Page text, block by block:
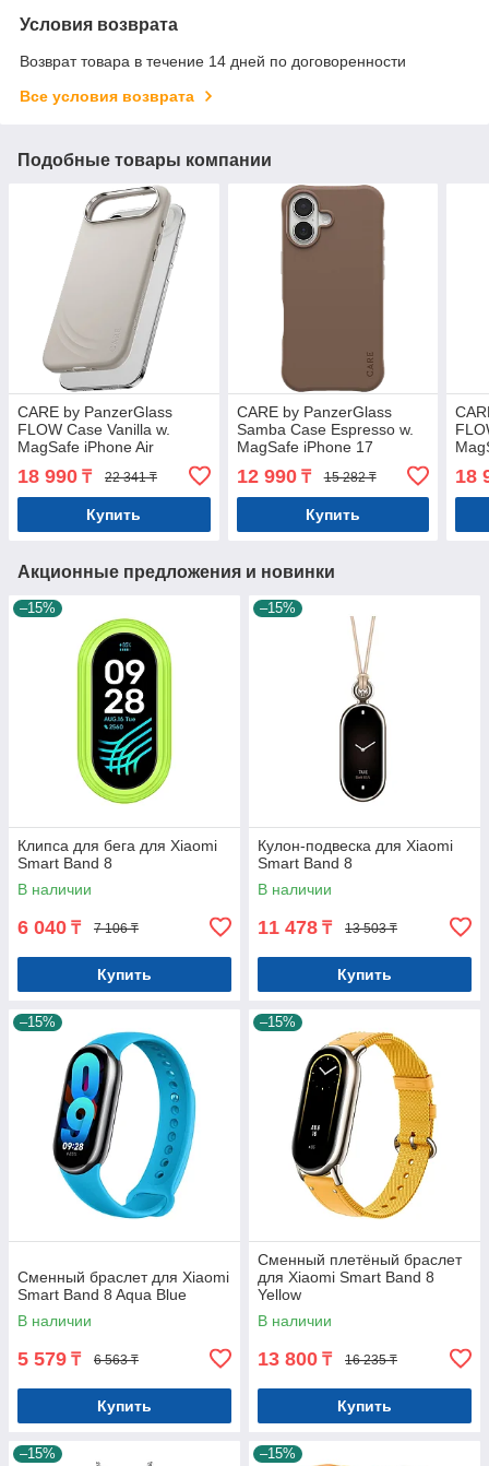
Условия возврата
Возврат товара в течение 14 дней по договоренности
Все условия возврата
Подобные товары компании
CARE by PanzerGlass
FLOW Case Vanilla w.
MagSafe iPhone Air
18 990 ₸ 22 341 ₸
Купить
CARE by PanzerGlass
Samba Case Espresso w.
MagSafe iPhone 17
12 990₸ 15 282 ₸
Купить
18
Акционные предложения и новинки
–15%
Клипса для бега для Xiaomi
Smart Band 8
В наличии
6 040 ₸ 7 106 ₸
Купить
–15%
Кулон-подвеска для Xiaomi
Smart Band 8
В наличии
11 478 ₸ 13 503 ₸
Купить
–15%
Сменный браслет для Xiaomi
Smart Band 8 Aqua Blue
В наличии
5 579 ₸ 6 563 ₸
Купить
–15%
Сменный плетёный браслет
для Xiaomi Smart Band 8
Yellow
В наличии
13 800 ₸ 16 235 ₸
Купить
–15% –15%